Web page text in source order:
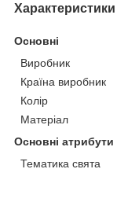
Характеристики
Основні
Виробник
Країна виробник
Колір
Матеріал
Основні атрибути
Тематика свята